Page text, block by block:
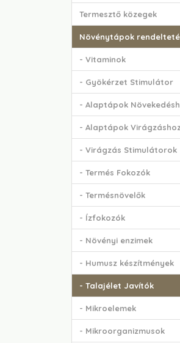
Termesztő közegek
Növénytápok
- Vitaminok
- Gyökérzet Stimulátor
- Alaptápok
- Alaptápok
- Virágzás Stimulátorok
- Termés Fokozók
- Termésnövelők
- Ízfokozók
- Növényi enzimek
- Humusz készítmények
- Talajélet Javítók
- Mikroelemek
- Mikroorganizmusok